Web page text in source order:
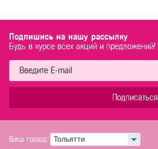
Подпишись на нашу рассылку
Будь в курсе всех акций и предложений!
Подписаться
Ваш город: Тольятти